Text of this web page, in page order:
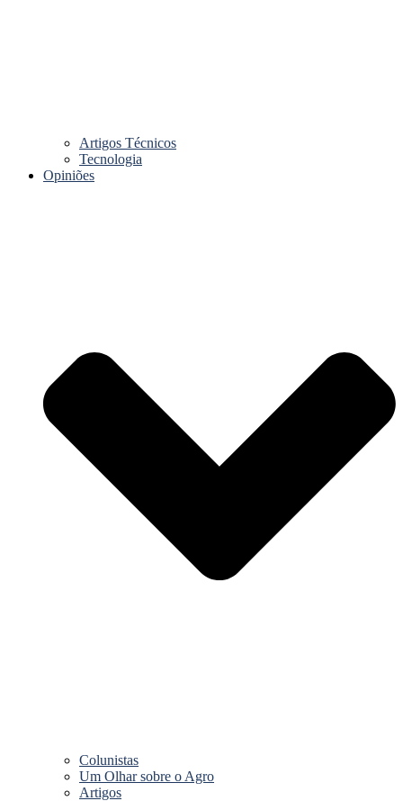
Artigos Técnicos
Tecnologia
Opiniões
Colunistas
Um Olhar sobre o Agro
Artigos